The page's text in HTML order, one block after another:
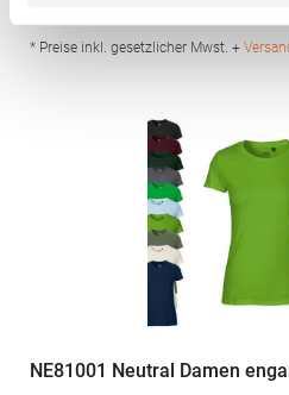
GmbH Dr.-Robert-Murjahn-Str. 7
Deutschland E-Mail: info@tbint.de
* Preise inkl. gesetzlicher Mwst. +
NE81001 Neutral Damen